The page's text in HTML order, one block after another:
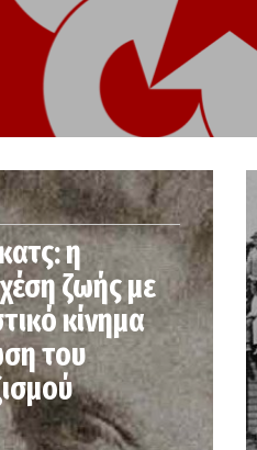
η
ζωής με
κίνημα
του